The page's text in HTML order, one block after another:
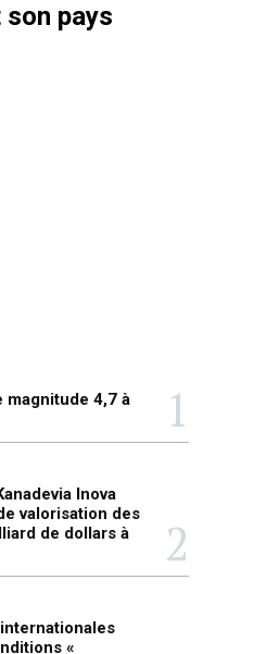
son pays